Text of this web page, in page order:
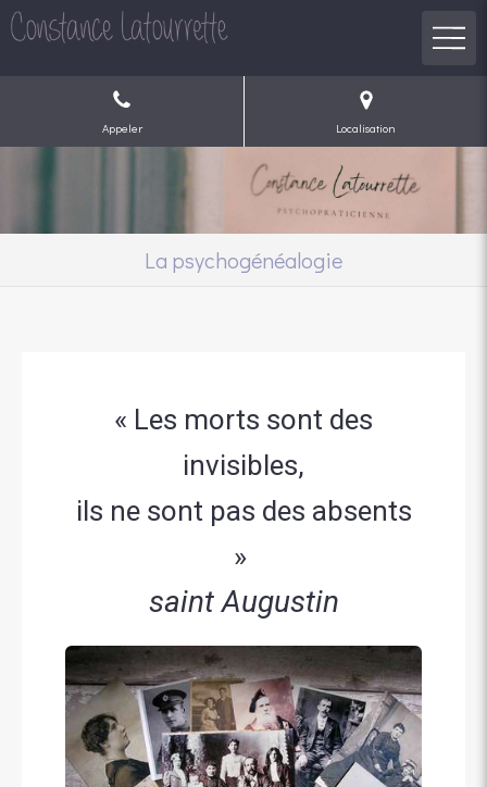
Appeler Localisation
La psychogénéalogie
« Les morts sont des
invisibles,
ils ne sont pas des absents
»
saint Augustin